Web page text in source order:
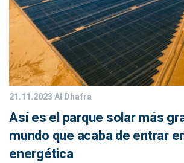
21.11.2023Al Dhafra
Así es el parque solar más
mundo que acaba de entrar
energética